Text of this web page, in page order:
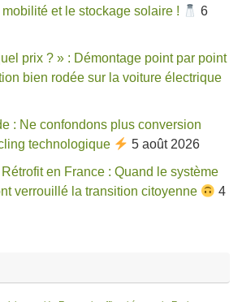
et le stockage solaire !
6
prix ? » : Démontage point par point
bien rodée sur la voiture électrique
: Ne confondons plus conversion
technologique
5 août 2026
en France : Quand le système
verrouillé la transition citoyenne
4